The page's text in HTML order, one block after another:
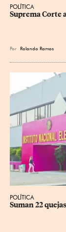
POLÍTICA
Suprema Corte
Por Rolando Ramos
POLÍTICA
Suman 22